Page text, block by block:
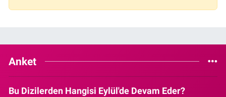
Anket
Bu Dizilerden Hangisi Eylül'de Devam Eder?